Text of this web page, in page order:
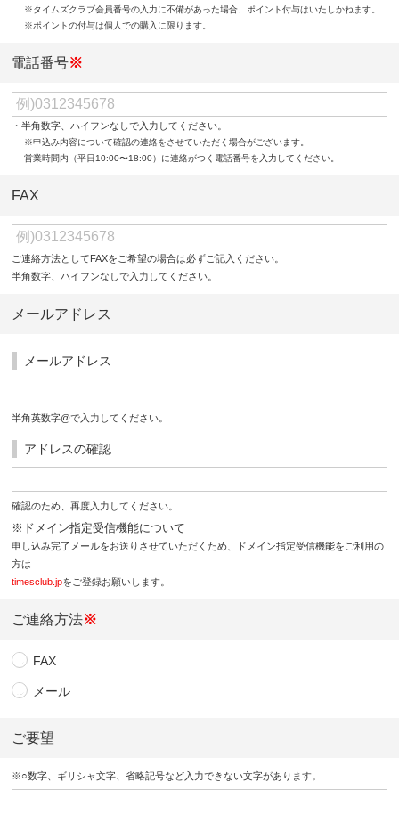
※タイムズクラブ会員番号の入力に不備があった場合、ポイント付与はいたしかねます。
※ポイントの付与は個人での購入に限ります。
電話番号※
・半角数字、ハイフンなしで入力してください。
※申込み内容について確認の連絡をさせていただく場合がございます。
営業時間内（平日10:00〜18:00）に連絡がつく電話番号を入力してください。
FAX
ご連絡方法としてFAXをご希望の場合は必ずご記入ください。
半角数字、ハイフンなしで入力してください。
メールアドレス
メールアドレス
半角英数字@で入力してください。
アドレスの確認
確認のため、再度入力してください。
※ドメイン指定受信機能について
申し込み完了メールをお送りさせていただくため、ドメイン指定受信機能をご利用の
方は
timesclub.jpをご登録お願いします。
ご連絡方法※
FAX
メール
ご要望
※○数字、ギリシャ文字、省略記号など入力できない文字があります。